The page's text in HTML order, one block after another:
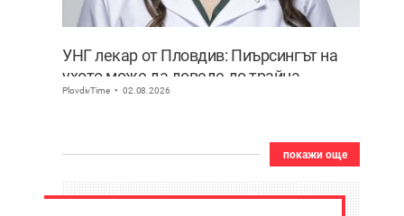
УНГ лекар от Пловдив: Пиърсингът на
ухото може да доведе до трайна
деформация
PlovdivTime 02.08.2026
покажи още